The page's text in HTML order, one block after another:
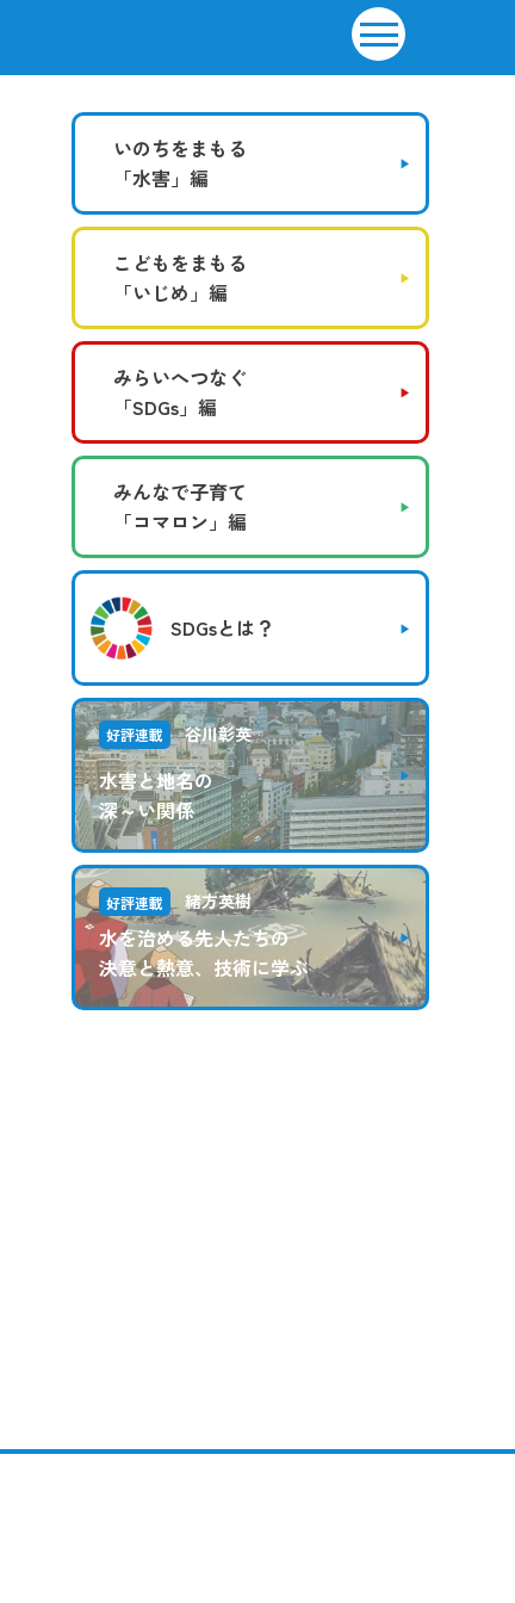
いのちをまもる
「水害」編
こどもをまもる
「いじめ」編
みらいへつなぐ
「SDGs」編
みんなで子育て
「コマロン」編
SDGsとは？
好評連載 谷川彰英
水害と地名の
深～い関係
好評連載 緒方英樹
水を治める先人たちの
決意と熱意、技術に学ぶ